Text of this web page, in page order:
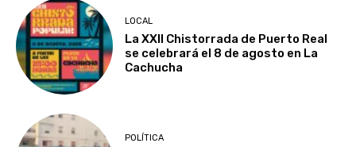
LOCAL
La XXII Chistorrada de Puerto Real
se celebrará el 8 de agosto en La
Cachucha
POLÍTICA